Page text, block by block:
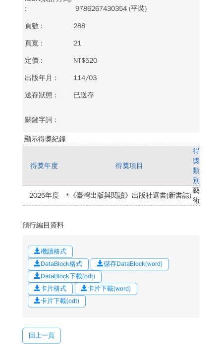
9786267430354 (平裝)
288
21
NT$520
114/03
已送存
顯示得獎紀錄
得獎年度 得獎項目
得
獎
類
別
2025年度
*《臺灣出版與閱讀》出版社選書(新書誌)
藝
術
預行編目資料
機讀格式
DataBlock格式
儲存DataBlock(word)
DataBlock下載(odt)
卡片格式
卡片下載(word)
卡片下載(odt)
回上一頁